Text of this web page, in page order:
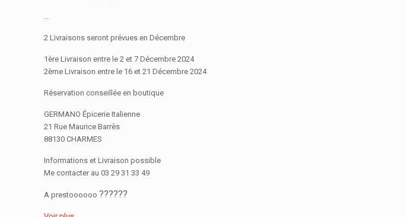
…
2 Livraisons seront prévues en Décembre
1ère Livraison entre le 2 et 7 Décembre 2024
2ème Livraison entre le 16 et 21 Décembre 2024
Réservation conseillée en boutique
GERMANO Épicerie Italienne
21 Rue Maurice Barrès
88130 CHARMES
Informations et Livraison possible
Me contacter au 03 29 31 33 49
A prestoooooo??????